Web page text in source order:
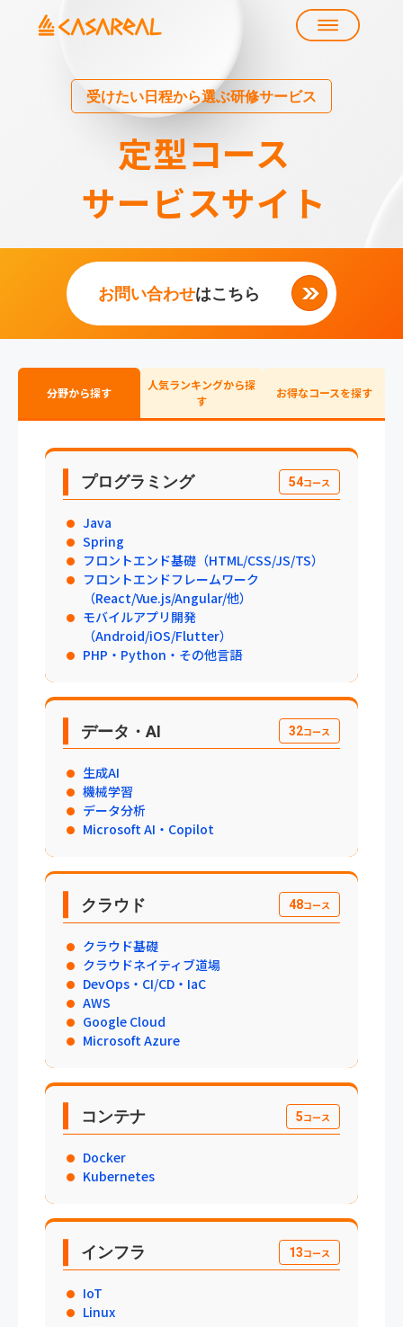
受けたい日程から選ぶ研修サービス
定型コース
サービスサイト
お問い合わせはこちら
分野から探す
人気ランキングから探
す
お得なコースを探す
プログラミング 54コース
Java
Spring
フロントエンド基礎（HTML/CSS/JS/TS）
フロントエンドフレームワーク
（React/Vue.js/Angular/他）
モバイルアプリ開発
（Android/iOS/Flutter）
PHP・Python・その他言語
データ・AI 32コース
生成AI
機械学習
データ分析
Microsoft AI・Copilot
クラウド 48コース
クラウド基礎
クラウドネイティブ道場
DevOps・CI/CD・IaC
AWS
Google Cloud
Microsoft Azure
コンテナ 5コース
Docker
Kubernetes
インフラ 13コース
IoT
Linux